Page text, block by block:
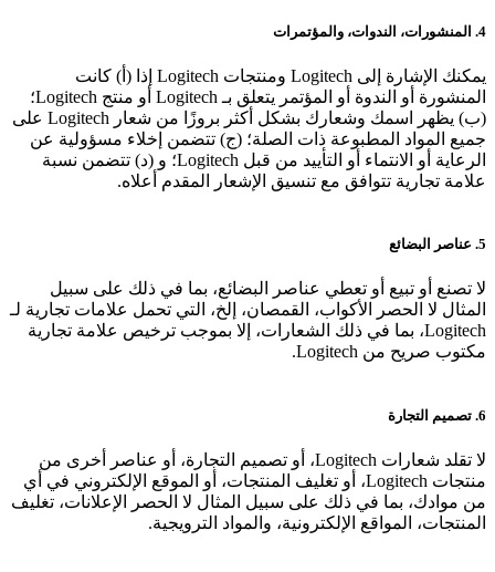
4. المنشورات، الندوات، والمؤتمرات
يمكنك الإشارة إلى Logitech ومنتجات Logitech إذا (أ) كانت
المنشورة أو الندوة أو المؤتمر يتعلق بـ Logitech أو منتج Logitech؛
(ب) يظهر اسمك وشعارك بشكل أكثر بروزًا من شعار Logitech على
جميع المواد المطبوعة ذات الصلة؛ (ج) تتضمن إخلاء مسؤولية عن
الرعاية أو الانتماء أو التأييد من قبل Logitech؛ و (د) تتضمن نسبة
علامة تجارية تتوافق مع تنسيق الإشعار المقدم أعلاه.
5. عناصر البضائع
لا تصنع أو تبيع أو تعطي عناصر البضائع، بما في ذلك على سبيل
المثال لا الحصر الأكواب، القمصان، إلخ، التي تحمل علامات تجارية لـ
Logitech، بما في ذلك الشعارات، إلا بموجب ترخيص علامة تجارية
مكتوب صريح من Logitech.
6. تصميم التجارة
لا تقلد شعارات Logitech، أو تصميم التجارة، أو عناصر أخرى من
منتجات Logitech، أو تغليف المنتجات، أو الموقع الإلكتروني في أي
من موادك، بما في ذلك على سبيل المثال لا الحصر الإعلانات، تغليف
المنتجات، المواقع الإلكترونية، والمواد الترويجية.